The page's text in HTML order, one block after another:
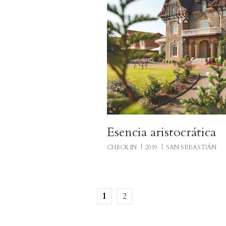
Esencia aristocrática
CHECK IN 2019 SAN SEBASTIÁN
1 2